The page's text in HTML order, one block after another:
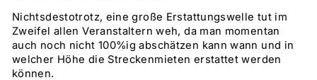
Nichtsdestotrotz, eine große Erstattungswelle tut im
Zweifel allen Veranstaltern weh, da man momentan
auch noch nicht 100%ig abschätzen kann wann und in
welcher Höhe die Streckenmieten erstattet werden
können.